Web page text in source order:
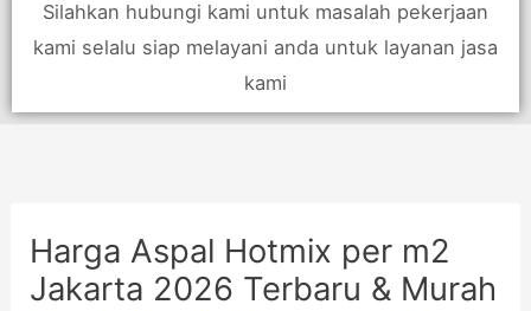
Silahkan hubungi kami untuk masalah pekerjaan
kami selalu siap melayani anda untuk layanan jasa
kami
Harga Aspal Hotmix per m2
Jakarta 2026 Terbaru & Murah